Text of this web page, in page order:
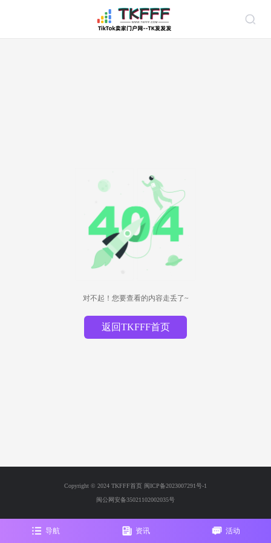
对不起！您要查看的内容走丢了~
返回TKFFF首页
Copyright © 2024 TKFFF首页 闽ICP备2023007291号-1
闽公网安备35021102002035号
导航 资讯 活动